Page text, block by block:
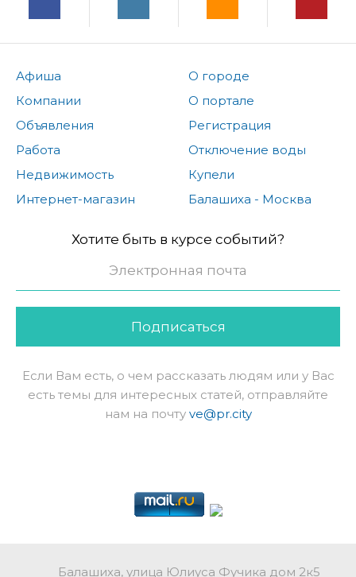
Афиша
Компании
Объявления
Работа
Недвижимость
Интернет-магазин
О городе
О портале
Регистрация
Отключение воды
Купели
Балашиха - Москва
Хотите быть в курсе событий?
Подписаться
Если Вам есть, о чем рассказать людям или у Вас
есть темы для интересных статей, отправляйте
нам на почту ve@pr.city
Балашиха, улица Юлиуса Фучика дом 2к5